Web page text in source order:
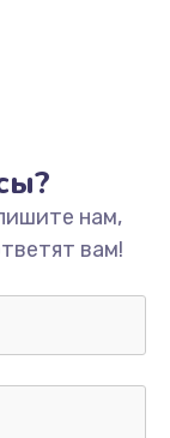
нам,
вам!